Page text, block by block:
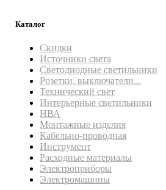
Каталог
Скидки
Источники света
Светодиодные светильники
Розетки, выключатели...
Технический свет
Интерьерные светильники
НВА
Монтажные изделия
Кабельно-проводная
Инструмент
Расходные материалы
Электроприборы
Электромашины